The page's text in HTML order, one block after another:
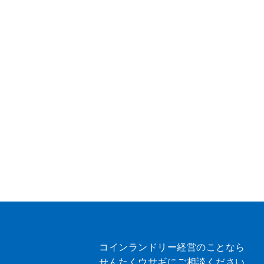
コインランドリー経営のことなら
せんたくウサギにご相談ください